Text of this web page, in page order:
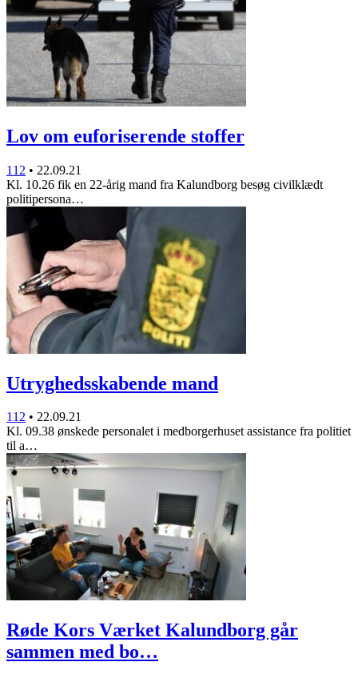
Lov om euforiserende stoffer
112 • 22.09.21
Kl. 10.26 fik en 22-årig mand fra Kalundborg besøg civilklædt
politipersona…
Utryghedsskabende mand
112 • 22.09.21
Kl. 09.38 ønskede personalet i medborgerhuset assistance fra politiet
til a…
Røde Kors Værket Kalundborg går
sammen med bo…